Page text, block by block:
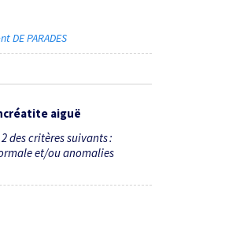
DE PARADES
aiguë
des critères suivants :
et/ou anomalies